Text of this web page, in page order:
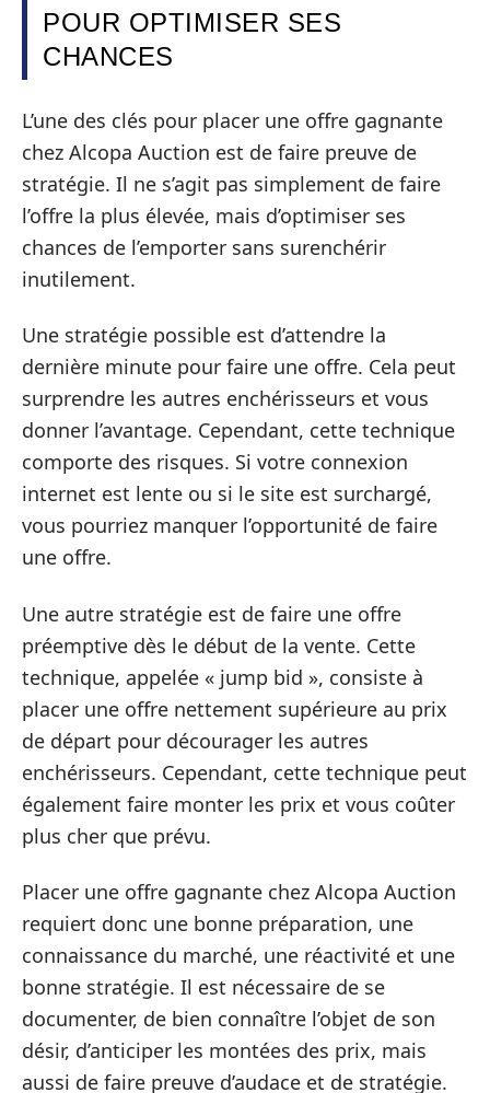
POUR OPTIMISER SES
CHANCES
L’une des clés pour placer une offre gagnante
chez Alcopa Auction est de faire preuve de
stratégie. Il ne s’agit pas simplement de faire
l’offre la plus élevée, mais d’optimiser ses
chances de l’emporter sans surenchérir
inutilement.
Une stratégie possible est d’attendre la
dernière minute pour faire une offre. Cela peut
surprendre les autres enchérisseurs et vous
donner l’avantage. Cependant, cette technique
comporte des risques. Si votre connexion
internet est lente ou si le site est surchargé,
vous pourriez manquer l’opportunité de faire
une offre.
Une autre stratégie est de faire une offre
préemptive dès le début de la vente. Cette
technique, appelée « jump bid », consiste à
placer une offre nettement supérieure au prix
de départ pour décourager les autres
enchérisseurs. Cependant, cette technique peut
également faire monter les prix et vous coûter
plus cher que prévu.
Placer une offre gagnante chez Alcopa Auction
requiert donc une bonne préparation, une
connaissance du marché, une réactivité et une
bonne stratégie. Il est nécessaire de se
documenter, de bien connaître l’objet de son
désir, d’anticiper les montées des prix, mais
aussi de faire preuve d’audace et de stratégie.